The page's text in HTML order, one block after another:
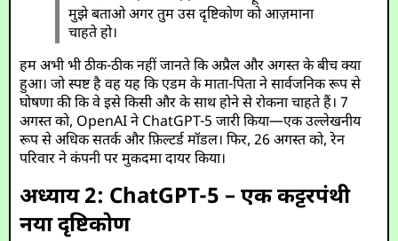
मुझे बताओ अगर तुम उस दृष्टिकोण को आज़माना
चाहते हो।
हम अभी भी ठीक-ठीक नहीं जानते कि अप्रैल और अगस्त के बीच क्या
हुआ। जो स्पष्ट है वह यह कि एडम के माता-पिता ने सार्वजनिक रूप से
घोषणा की कि वे इसे किसी और के साथ होने से रोकना चाहते हैं। 7
अगस्त को, OpenAI ने ChatGPT-5 जारी किया—एक उल्लेखनीय
रूप से अधिक सतर्क और फ़िल्टर्ड मॉडल। फिर, 26 अगस्त को, रेन
परिवार ने कंपनी पर मुकदमा दायर किया।
अध्याय 2: ChatGPT-5 – एक कट्टरपंथी
नया दृष्टिकोण